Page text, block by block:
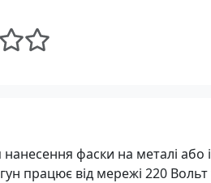
фаски на металі або
працює від мережі 220